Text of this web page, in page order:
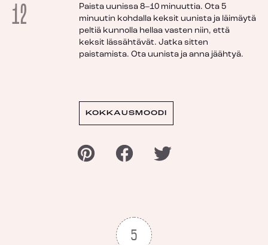
12
Paista uunissa 8–10 minuuttia. Ota 5
minuutin kohdalla keksit uunista ja läimäytä
peltiä kunnolla hellaa vasten niin, että
keksit lässähtävät. Jatka sitten
paistamista. Ota uunista ja anna jäähtyä.
KOKKAUSMOODI
5